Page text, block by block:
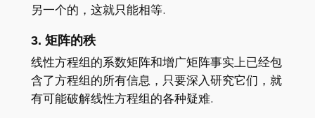
另一个的，这就只能相等.
3. 矩阵的秩
线性方程组的系数矩阵和增广矩阵事实上已经包
含了方程组的所有信息，只要深入研究它们，就
有可能破解线性方程组的各种疑难.